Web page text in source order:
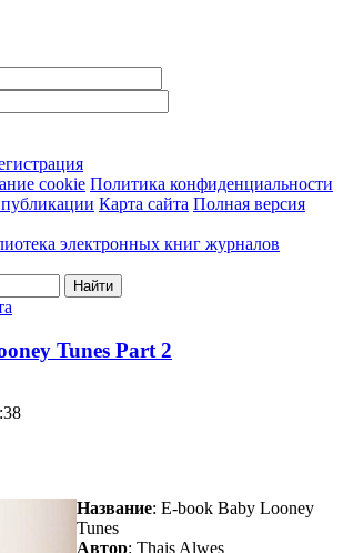
cookie Политика конфиденциальности
Карта сайта Полная версия
электронных книг журналов
Найти
Tunes Part 2
Название: E-book Baby Looney
Tunes
Автор: Thais Alwes